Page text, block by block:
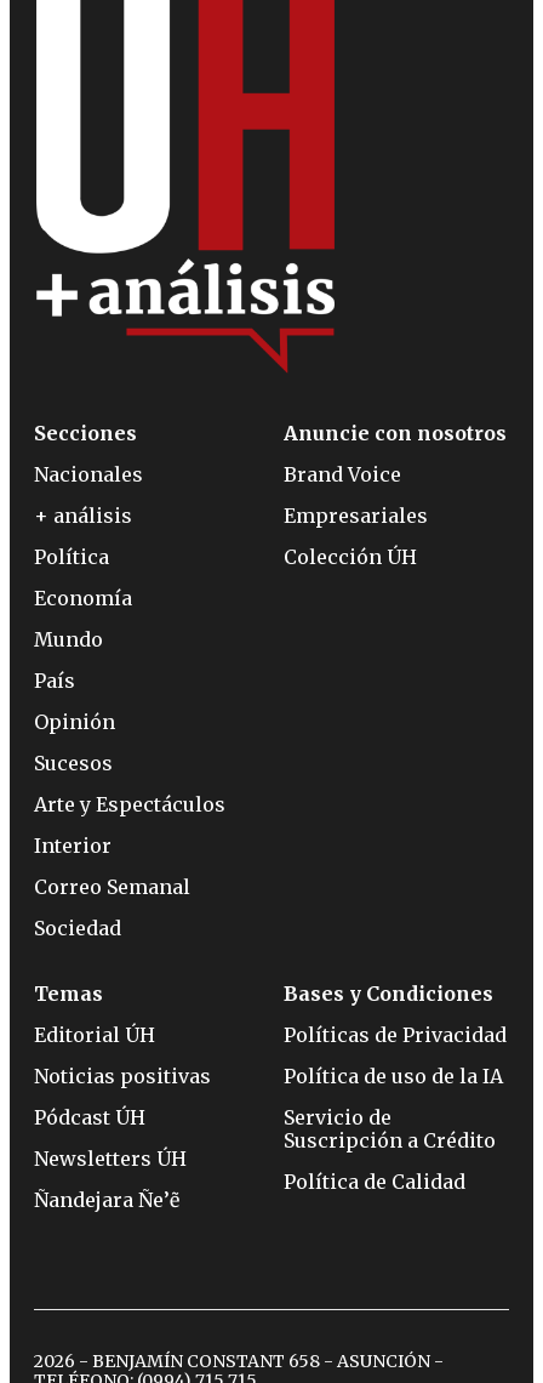
Secciones
Nacionales
+ análisis
Política
Economía
Mundo
País
Opinión
Sucesos
Arte y Espectáculos
Interior
Correo Semanal
Sociedad
Anuncie con nosotros
Brand Voice
Empresariales
Colección ÚH
Temas
Editorial ÚH
Noticias positivas
Pódcast ÚH
Newsletters ÚH
Ñandejara Ñe’ẽ
Bases y Condiciones
Políticas de Privacidad
Política de uso de la IA
Servicio de
Suscripción a Crédito
Política de Calidad
2026 - BENJAMÍN CONSTANT 658 - ASUNCIÓN -